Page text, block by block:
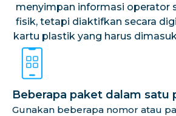
Beberapa paket dalam satu
Gunakan beberapa nomor atau
menyimpan informasi operator
fisik, tetapi diaktifkan secara
kartu plastik yang harus